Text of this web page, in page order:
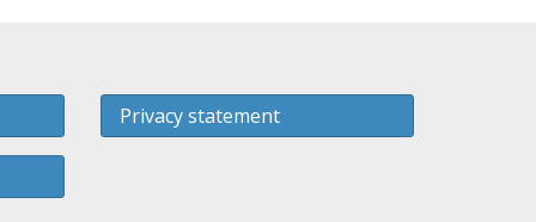
Privacy statement